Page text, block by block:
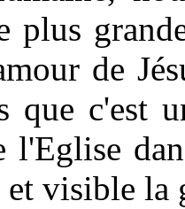
plus
de
que c'est
l'Eglise
visible la